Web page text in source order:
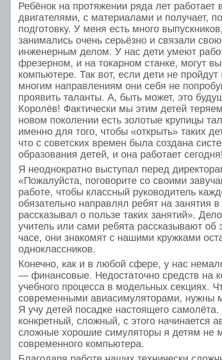
Ребёнок на протяжении ряда лет работает
двигателями, с материалами и получает,
подготовку. У меня есть много
занимались очень серьёзно и связали
инженерным делом. У нас дети умеют
фрезерном, и на токарном станке, могут
компьютере. Так вот, если дети не
многим направлениям они себя не
проявить таланты. А, быть может, это
Королёв! Фактически мы этим детей
новом поколении есть золотые крупицы
именно для того, чтобы «открыть» таких
что с советских времен была создана
образования детей, и она работает
Я неоднократно выступал перед
«Пожалуйста, поговорите со своими
работе, чтобы классный руководитель
обязательно направлял ребят на занятия
рассказывал о пользе таких занятий».
учитель или сами ребята рассказывают об
часе, они знакомят с нашими кружками
одноклассников.
Конечно, как и в любой сфере, у нас
— финансовые. Недостаточно средств на
учебного процесса в модельных секциях.
современными авиасимуляторами, нужны
Я учу детей посадке настоящего
конкретный, сложный, с этого начинается
сложные хорошие симуляторы я детям не
современного компьютера.